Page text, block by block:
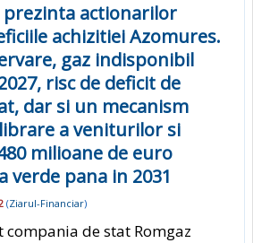
prezinta actionarilor
achizitiei Azomures.
gaz indisponibil
risc de deficit de
dar si un mecanism
a veniturilor si
milioane de euro
pana in 2031
(Ziarul-Financiar)
compania de stat Romgaz